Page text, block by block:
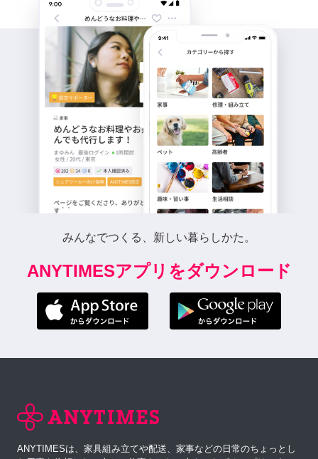
みんなでつくる、新しい暮らしかた。
ANYTIMESアプリをダウンロード
ANYTIMESは、家具組み立てや配送、家事などの日常のちょっとし